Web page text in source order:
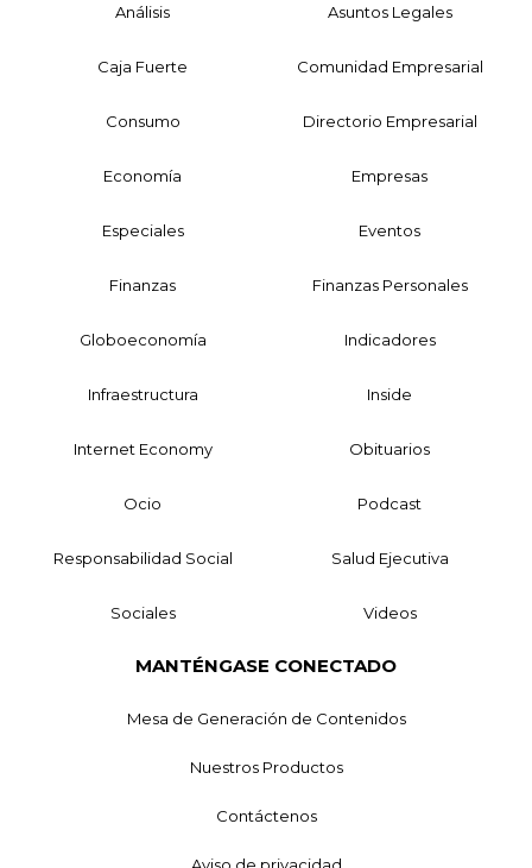
Análisis Asuntos Legales
Caja Fuerte Comunidad Empresarial
Consumo Directorio Empresarial
Economía Empresas
Especiales Eventos
Finanzas Finanzas Personales
Globoeconomía Indicadores
Infraestructura Inside
Internet Economy Obituarios
Ocio Podcast
Responsabilidad Social Salud Ejecutiva
Sociales Videos
MANTÉNGASE CONECTADO
Mesa de Generación de Contenidos
Nuestros Productos
Contáctenos